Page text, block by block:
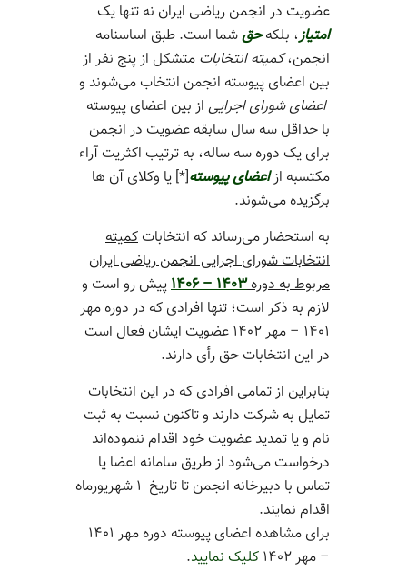
عضویت در انجمن ریاضی ایران نه تنها یک
امتیاز، بلکهحقشما است. طبق اساسنامه
انجمن،کمیته انتخابات متشکل از پنج نفر از
بین اعضای پیوسته انجمن انتخاب می‌شوند و
اعضای شورای اجرایی از بین اعضای پیوسته
با حداقل سه سال سابقه عضویت در انجمن
برای یک دوره سه ساله، به ترتیب اکثریت آراء
مکتسبه ازاعضای پیوسته[*] یا وکلای آن ها
برگزیده می‌شوند.
به استحضار می‌رساند که انتخابات کمیته
انتخابات شورای اجرایی انجمن ریاضی ایران
مربوط به دوره۱۴۰۳–۱۴۰۶
پیش رو است و
لازم به ذکر است؛ تنها افرادی که در دوره مهر
۱۴۰۱ – مهر ۱۴۰۲ عضویت ایشان فعال است
در این انتخابات حق رأی دارند.
بنابراین از تمامی افرادی که در این انتخابات
تمایل به شرکت دارند و تاکنون نسبت به ثبت
نام و یا تمدید عضویت خود اقدام ننموده‌اند
درخواست می‌شود از طریق سامانه اعضا یا
تماس با دبیرخانه انجمن تا تاریخ ۱ شهریورماه
اقدام نمایند.
برای مشاهده اعضای پیوسته دوره مهر ۱۴۰۱
– مهر ۱۴۰۲
کلیک نمایید.